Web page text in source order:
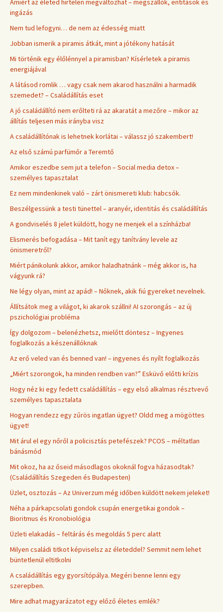
Amiért az életed hirtelen megváltozhat – megszállók, entitások és
ingázás
Nem tud lefogyni… de nem az édesség miatt
Jobban ismerik a piramis átkát, mint a jótékony hatását
Mi történik egy élőlénnyel a piramisban? Kísérletek a piramis
energiájával
A látásod romlik … vagy csak nem akarod használni a harmadik
szemedet? – Családállítás eset
A jó családállító nem erőlteti rá az akaratát a mezőre – mikor az
állítás teljesen más irányba visz
A családállítónak is lehetnek korlátai – válassz jó szakembert!
Az első számú parfümőr a Teremtő
Amikor eszedbe sem jut a telefon – Social media detox –
személyes tapasztalat
Ez nem mindenkinek való – zárt önismereti klub: habcsók.
Beszélgessünk a testi tünettel – aranyér, identitás és családállítás
A gondviselés 8 jelet küldött, hogy ne menjek el a színházba!
Elismerés befogadása – Mit tanít egy tanítvány levele az
önismeretről?
Miért pánikolunk akkor, amikor haladhatnánk – még akkor is, ha
vágyunk rá?
Ne légy olyan, mint az apád! – Nőknek, akik fiú gyereket nevelnek.
Állítsátok meg a világot, ki akarok szállni! AI szorongás – az új
pszichológiai probléma
Így dolgozom – belenézhetsz, mielőtt döntesz – Ingyenes
foglalkozás a készenállóknak
Az erő veled van és benned van! – ingyenes és nyílt foglalkozás
„Miért szorongok, ha minden rendben van?” Esküvő előtti krízis
Hogy néz ki egy fedett családállítás – egy első alkalmas résztvevő
személyes tapasztalata
Hogyan rendezz egy zűrös ingatlan ügyet? Oldd meg a mögöttes
ügyet!
Mit árul el egy nőről a policisztás petefészek? PCOS – méltatlan
bánásmód
Mit okoz, ha az őseid másodlagos okoknál fogva házasodtak?
(Családállítás Szegeden és Budapesten)
Üzlet, osztozás – Az Univerzum még időben küldött nekem jeleket!
Néha a párkapcsolati gondok csupán energetikai gondok –
Bioritmus és Kronobiológia
Üzleti elakadás – feltárás és megoldás 5 perc alatt
Milyen családi titkot képviselsz az életeddel? Semmit nem lehet
büntetlenül eltitkolni
A családállítás egy gyorsítópálya. Megéri benne lenni egy
szerepben.
Mire adhat magyarázatot egy előző életes emlék?